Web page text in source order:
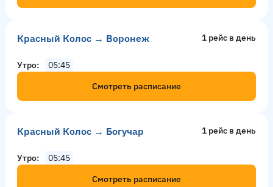
Красный Колос → Воронеж 1 рейс в день
Утро
05:45
Смотреть расписание
Красный Колос → Богучар 1 рейс в день
Утро
05:45
Смотреть расписание